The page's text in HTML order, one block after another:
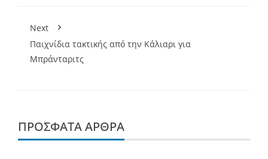
Next
Παιχνίδια τακτικής από την Κάλιαρι για
Μπράνταριτς
ΠΡΌΣΦΑΤΑ ΆΡΘΡΑ